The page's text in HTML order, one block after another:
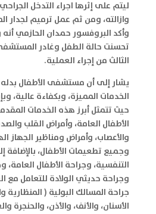
ليتم على إثرها اجراء التدخل
وازالته، ومن ثم عمل ترميم لجدار
وأكد البروفسور حمدان الحازمي
تحسنت حالة الطفل وغادر
الثالث من إجراء العملية.
يشار إلى أن مستشفى الأطفال بدله
الخدمات المميزة، وبكفاءة عالية،
حيث تتمثل أبرز هذه الخدمات
الأطفال العامة، وأمراض القلب
والأعصاب، وأمراض ومناظير الجهاز
وجميع تطعيمات الأطفال، بالإضافة
التنفسية، وجراحة الأطفال العامة،
وجراحة حديثي الولادة للتعامل مع
جراحة المسالك البولية ( المنظارية
الأسنان، والأنف، والأذن، والحنجرة